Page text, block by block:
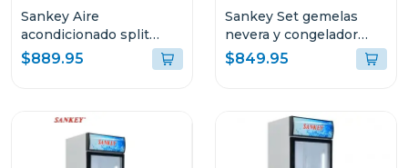
Sankey Aire
acondicionado split
inverter de 30000 btu
inv20
$889.95
Sankey Set gemelas
nevera y congelador
inverter rf13c/rff10c
$849.95